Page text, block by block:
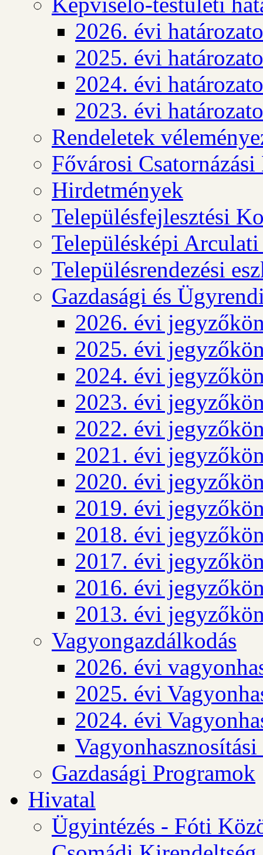
2026. évi
2025. évi
2024. évi
2023. évi
Rendeletek
Fővárosi
Hirdetmények
Településfejlesztési
Településképi
Településrendezési
Gazdasági és
2026. évi
2025. évi
2024. évi
2023. évi
2022. évi
2021. évi
2020. évi
2019. évi
2018. évi
2017. évi
2016. évi
2013. évi
Vagyongazdálkodás
2026. évi
2025. évi
2024. évi
Gazdasági Programok
Hivatal
Ügyintézés - Fóti